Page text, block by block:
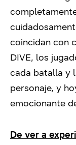
coincidan con
DIVE, los
cada batalla y
personaje, y
emocionante
De ver a